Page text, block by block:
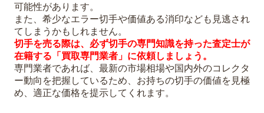
可能性があります。
また、希少なエラー切手や価値ある消印なども見逃され
てしまうかもしれません。
切手を売る際は、必ず切手の専門知識を持った査定士が
在籍する「買取専門業者」に依頼しましょう。
専門業者であれば、最新の市場相場や国内外のコレクタ
ー動向を把握しているため、お持ちの切手の価値を見極
め、適正な価格を提示してくれます。